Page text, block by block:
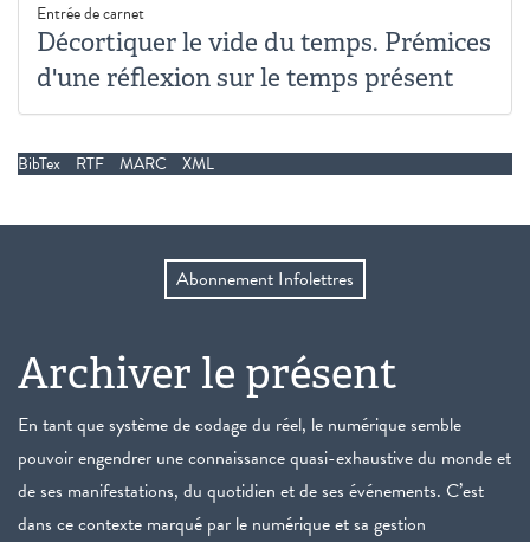
Entrée de carnet
Décortiquer le vide du temps. Prémices
d'une réflexion sur le temps présent
BibTex RTF MARC XML
Abonnement Infolettres
Archiver le présent
En tant que système de codage du réel, le numérique semble
pouvoir engendrer une connaissance quasi-exhaustive du monde et
de ses manifestations, du quotidien et de ses événements. C’est
dans ce contexte marqué par le numérique et sa gestion